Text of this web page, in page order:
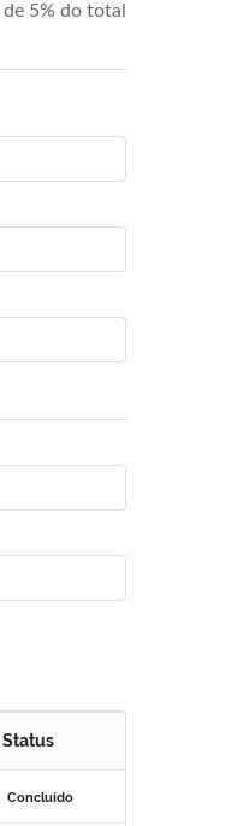
5% do total
Status
Concluído